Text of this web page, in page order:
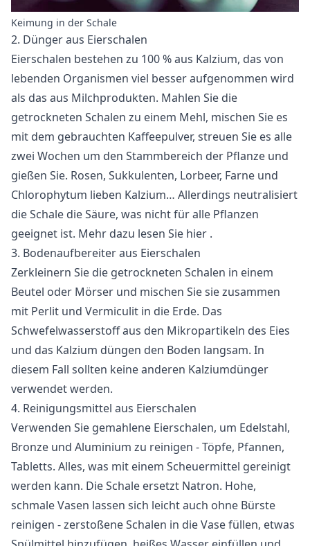
Keimung in der Schale
2. Dünger aus Eierschalen
Eierschalen bestehen zu 100 % aus Kalzium, das von
lebenden Organismen viel besser aufgenommen wird
als das aus Milchprodukten. Mahlen Sie die
getrockneten Schalen zu einem Mehl, mischen Sie es
mit dem gebrauchten Kaffeepulver, streuen Sie es alle
zwei Wochen um den Stammbereich der Pflanze und
gießen Sie. Rosen, Sukkulenten, Lorbeer, Farne und
Chlorophytum lieben Kalzium… Allerdings neutralisiert
die Schale die Säure, was nicht für alle Pflanzen
geeignet ist. Mehr dazu lesen Sie hier .
3. Bodenaufbereiter aus Eierschalen
Zerkleinern Sie die getrockneten Schalen in einem
Beutel oder Mörser und mischen Sie sie zusammen
mit Perlit und Vermiculit in die Erde. Das
Schwefelwasserstoff aus den Mikropartikeln des Eies
und das Kalzium düngen den Boden langsam. In
diesem Fall sollten keine anderen Kalziumdünger
verwendet werden.
4. Reinigungsmittel aus Eierschalen
Verwenden Sie gemahlene Eierschalen, um Edelstahl,
Bronze und Aluminium zu reinigen - Töpfe, Pfannen,
Tabletts. Alles, was mit einem Scheuermittel gereinigt
werden kann. Die Schale ersetzt Natron. Hohe,
schmale Vasen lassen sich leicht auch ohne Bürste
reinigen - zerstoßene Schalen in die Vase füllen, etwas